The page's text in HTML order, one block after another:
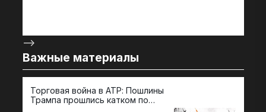
-->
Важные материалы
Торговая война в АТР: Пошлины
Трампа прошлись катком по